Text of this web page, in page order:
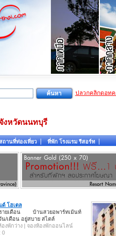
ปลวกคลิกดอท
งหวัดนนทบุรี
ถานที่ท่องเที่ยว ที่พัก โรงแรม รีสอร์ท
โฮเตล
รายเดือน บ้านสวยอพาร์ทเม้นท์
น/เดือน อยู่สบาย สไตล์
องพักว่าง | จองห้องพักออนไลน์
0